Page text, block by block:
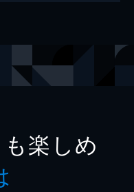
楽しめ